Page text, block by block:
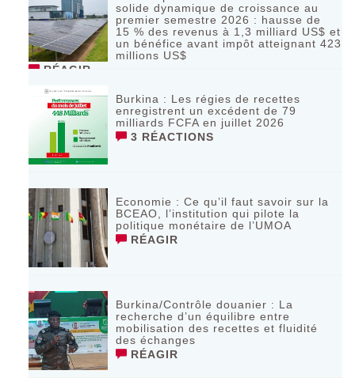
solide dynamique de croissance au
premier semestre 2026 : hausse de
15 % des revenus à 1,3 milliard US$ et
un bénéfice avant impôt atteignant 423
millions US$
RÉAGIR
Burkina : Les régies de recettes
enregistrent un excédent de 79
milliards FCFA en juillet 2026
3 RÉACTIONS
Economie : Ce qu’il faut savoir sur la
BCEAO, l’institution qui pilote la
politique monétaire de l’UMOA
RÉAGIR
Burkina/Contrôle douanier : La
recherche d’un équilibre entre
mobilisation des recettes et fluidité
des échanges
RÉAGIR